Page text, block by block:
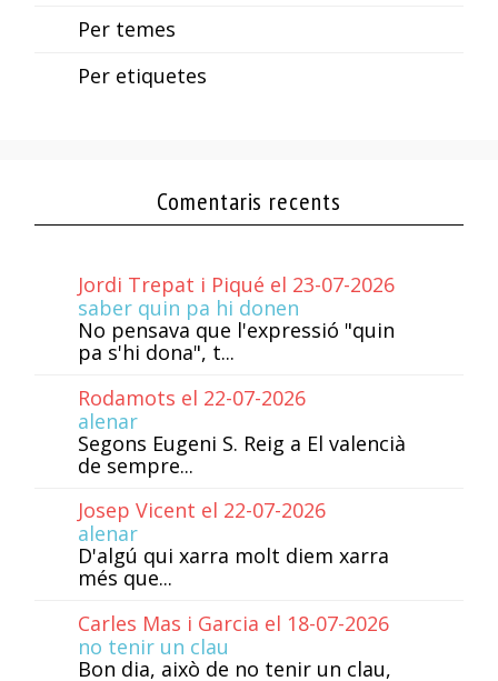
Per temes
Per etiquetes
Comentaris recents
Jordi Trepat i Piqué el 23-07-2026
saber quin pa hi donen
No pensava que l'expressió "quin
pa s'hi dona", t...
Rodamots el 22-07-2026
alenar
Segons Eugeni S. Reig a El valencià
de sempre...
Josep Vicent el 22-07-2026
alenar
D'algú qui xarra molt diem xarra
més que...
Carles Mas i Garcia el 18-07-2026
no tenir un clau
Bon dia, això de no tenir un clau,